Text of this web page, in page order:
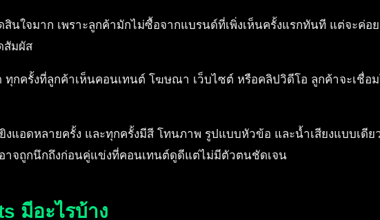
นใจมาก เพราะลูกค้ามักไม่ซื้อจากแบรนด์ที่เพิ่งเห็นครั้งแรกทันที แต่จะค่อ
สัมผัส
ทุกครั้งที่ลูกค้าเห็นคอนเทนต์ โฆษณา เว็บไซต์ หรือคลิปวิดีโอ ลูกค้าจะเชื่
แอดหลายครั้ง และทุกครั้งมีสี โทนภาพ รูปแบบหัวข้อ และน้ำเสียงแบบเดีย
จถูกนึกถึงก่อนคู่แข่งที่คอนเทนต์ดูดีแต่ไม่มีตัวตนชัดเจน
มีอะไรบ้าง